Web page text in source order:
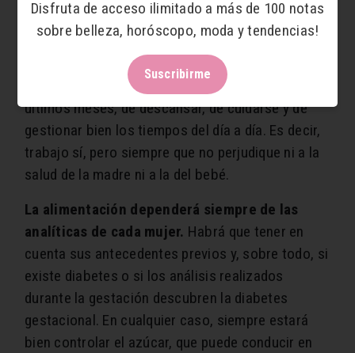
están siendo señaladas en los últimos años: el
estrés, la mala alimentación y la contaminación.
Sobre el primero ya venimos advirtiendo a las
embarazadas de la necesidad, sobre todo en los
últimos meses, de descansar, de cuidarse y de
gestionar bien los tiempos del día a día. Es decir,
trabajo sí, pero siempre que no perjudique ni a la
salud de la madre ni a la del bebé.
La alimentación dependerá siempre de las
analíticas de cada mujer. Habrá que tener en
cuenta sus antecedentes previos y, sobre todo, si
existe diabetes o si los análisis realizados
durante la gestación descubren la diabetes
gestacional. En cualquier caso, siempre estará
bien controlar el azúcar, que puede conducir en
Disfruta de acceso ilimitado a más de 100 notas
sobre belleza, horóscopo, moda y tendencias!
Suscribirme